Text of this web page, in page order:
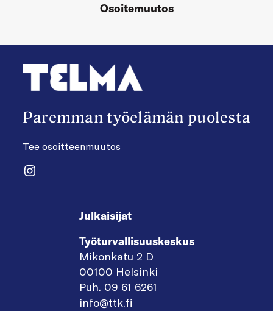
Osoitemuutos
Paremman työelämän puolesta
Tee osoitteenmuutos
Instagram
Julkaisijat
Työturvallisuuskeskus
Mikonkatu 2 D
00100 Helsinki
Puh. 09 61 6261
info@ttk.fi